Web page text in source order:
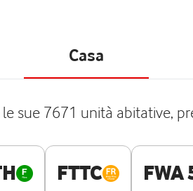
Casa
sue 7671 unità abitative,
FTTC FWA